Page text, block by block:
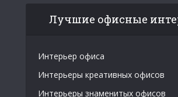
Лучшие офисные
Интерьер офиса
Интерьеры креативных офисов
Интерьеры знаменитых офисов